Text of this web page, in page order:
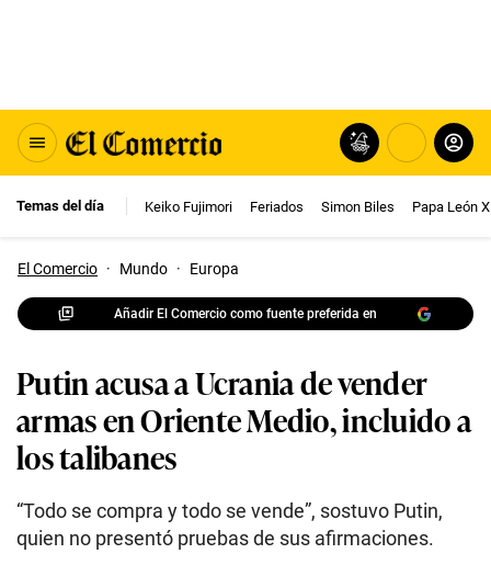
Temas del día Keiko Fujimori Feriados Simon Biles Papa León
El Comercio · Mundo · Europa
Añadir El Comercio como fuente preferida en
Putin acusa a Ucrania de vender
armas en Oriente Medio, incluido a
los talibanes
“Todo se compra y todo se vende”, sostuvo Putin,
quien no presentó pruebas de sus afirmaciones.